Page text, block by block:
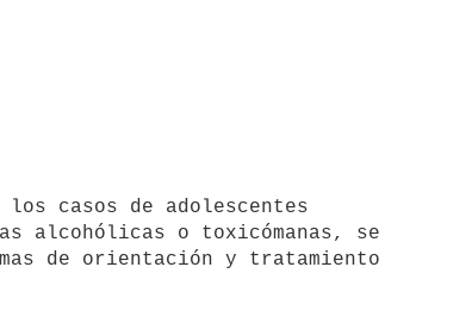
alcohólicas o toxicómanas, se
de orientación y tratamiento